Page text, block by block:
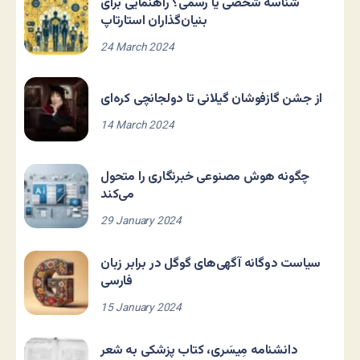
بنیان‌گذاران استارتاپ
24 March 2024
از جشن گازفوشان گیلانی تا دولجانچی کره‌ای
14 March 2024
چگونه هوش مصنوعی خبرنگاری را متحول
می‌کند
29 January 2024
سیاست دوگانه آگهی‌های گوگل در برابر زبان
فارسی
15 January 2024
دانشنامه مِیسَری، کتاب پزشکی به شعر